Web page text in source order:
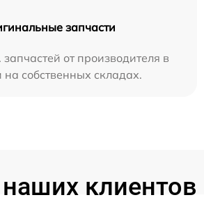
запчасти
от производителя в
на собственных складах.
клиентов